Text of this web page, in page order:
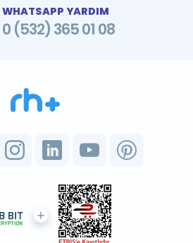
WHATSAPP YARDIM
0 (532) 365 01 08